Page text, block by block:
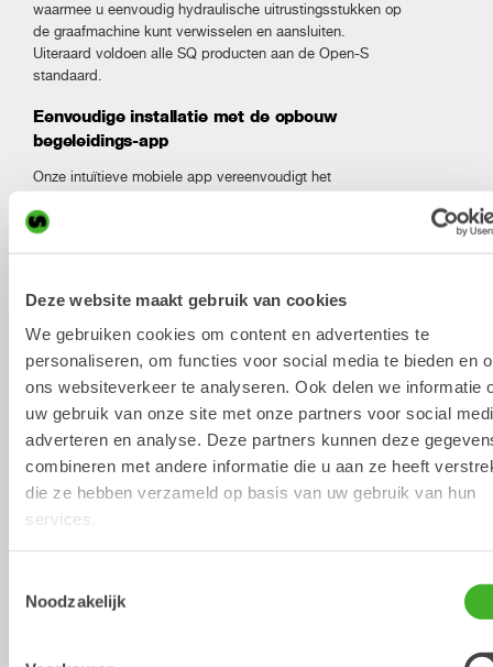
Deze website maakt gebruik van cookies
We gebruiken cookies om content en advertenties te
personaliseren, om functies voor social media te bieden en
ons websiteverkeer te analyseren. Ook delen we informatie
uw gebruik van onze site met onze partners voor social
adverteren en analyse. Deze partners kunnen deze
combineren met andere informatie die u aan ze heeft
die ze hebben verzameld op basis van uw gebruik van hun
services.
Noodzakelijk
waarmee u eenvoudig hydraulische uitrustingsstukken op
de graafmachine kunt verwisselen en aansluiten.
Uiteraard voldoen alle SQ producten aan de Open-S
standaard.
Eenvoudige installatie met de opbouw
begeleidings-app
Onze intuïtieve mobiele app vereenvoudigt het
instructies in de meeste talen, waardoor de installatie
QuantumConnect-besturingssysteemplatform. Dankzij de
modernste componenten is de installatie en bediening
van de tiltrotator eenvoudiger dan ooit. Het platform
omvat de apps InstallMate en QuantumConnect en
up-to-date.
Grijper met verbeterd bereik en functionaliteit
De naar beneden gerichte 3-vingergrijper vergroot het
bereik van uw graafmachine. Dankzij de verbeterde
vrijwel volledige sluiting, en grijpt u objecten met
ongeëvenaarde precisie. Het robuuste ontwerp, inclusief
werking bij al uw klussen.